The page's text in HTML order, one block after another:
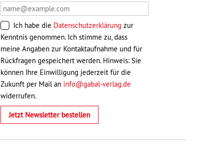
Ich habe die Datenschutzerklärung zur
Kenntnis genommen. Ich stimme zu, dass
meine Angaben zur Kontaktaufnahme und für
Rückfragen gespeichert werden. Hinweis: Sie
können Ihre Einwilligung jederzeit für die
Zukunft per Mail an info@gabal-verlag.de
widerrufen.
Jetzt Newsletter bestellen